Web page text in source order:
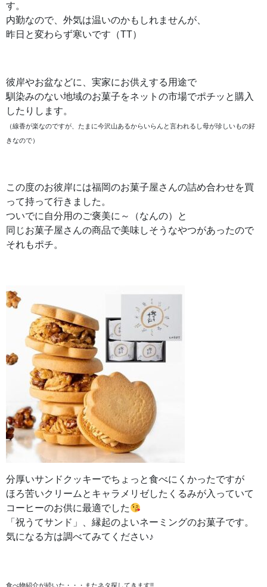
す。
内勤なので、外気は温いのかもしれませんが、
昨日と変わらず寒いです（TT）
彼岸やお盆などに、実家にお供えする用途で
馴染みのない地域のお菓子をネットの市場でポチッと購入
したりします。
（線香が楽なのですが、たまに今沢山あるからいらんと言われるし母が珍しいもの好
きなので）
この度のお彼岸には福岡のお菓子屋さんの詰め合わせを買
って持って行きました。
ついでに自分用のご褒美に～（なんの）と
同じお菓子屋さんの商品で美味しそうなやつがあったので
それもポチ。
分厚いサンドクッキーでちょっと食べにくかったですが
ほろ苦いクリームとキャラメリゼしたくるみが入っていて
コーヒーのお供に最適でした
「祝うてサンド」、縁起のよいネーミングのお菓子です。
気になる方は調べてみてください♪
食べ物紹介が続いた・・・またネタ探してきます!!